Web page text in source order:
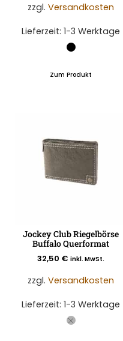
zzgl.Versandkosten
Lieferzeit:1-3 Werktage
Zum Produkt
Jockey Club Riegelbörse
Buffalo Querformat
32,50 € inkl. MwSt.
zzgl.Versandkosten
Lieferzeit:1-3 Werktage